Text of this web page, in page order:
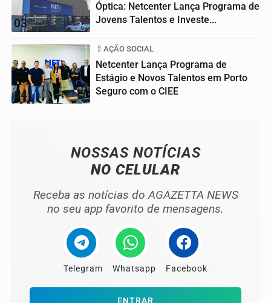
03
Óptica: Netcenter Lança Programa de
Jovens Talentos e Investe...
04
AÇÃO SOCIAL
Netcenter Lança Programa de
Estágio e Novos Talentos em Porto
Seguro com o CIEE
NOSSAS NOTÍCIAS
NO CELULAR
Receba as notícias do AGAZETTA NEWS
no seu app favorito de mensagens.
Telegram Whatsapp Facebook